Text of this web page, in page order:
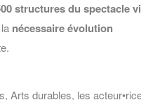
structures du spectacle
nécessaire évolution
Arts durables, les